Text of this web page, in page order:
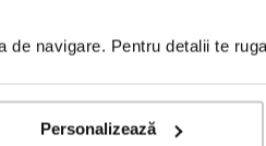
de navigare. Pentru detalii te
Personalizează